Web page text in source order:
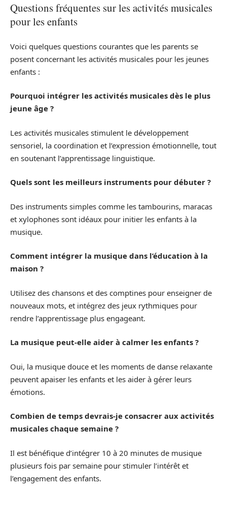
Questions fréquentes sur les activités musicales
pour les enfants
Voici quelques questions courantes que les parents se
posent concernant les activités musicales pour les jeunes
enfants :
Pourquoi intégrer les activités musicales dès le plus
jeune âge ?
Les activités musicales stimulent le développement
sensoriel, la coordination et l’expression émotionnelle, tout
en soutenant l’apprentissage linguistique.
Quels sont les meilleurs instruments pour débuter ?
Des instruments simples comme les tambourins, maracas
et xylophones sont idéaux pour initier les enfants à la
musique.
Comment intégrer la musique dans l’éducation à la
maison ?
Utilisez des chansons et des comptines pour enseigner de
nouveaux mots, et intégrez des jeux rythmiques pour
rendre l’apprentissage plus engageant.
La musique peut-elle aider à calmer les enfants ?
Oui, la musique douce et les moments de danse relaxante
peuvent apaiser les enfants et les aider à gérer leurs
émotions.
Combien de temps devrais-je consacrer aux activités
musicales chaque semaine ?
Il est bénéfique d’intégrer 10 à 20 minutes de musique
plusieurs fois par semaine pour stimuler l’intérêt et
l’engagement des enfants.